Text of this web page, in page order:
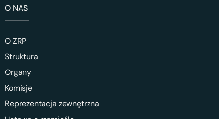
O NAS
O ZRP
Struktura
Organy
Komisje
Reprezentacja zewnętrzna